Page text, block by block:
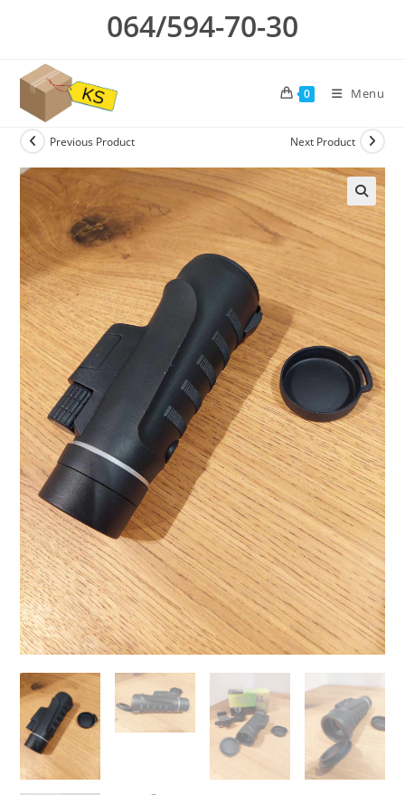
064/594-70-30
0 Menu
Previous Product Next Product